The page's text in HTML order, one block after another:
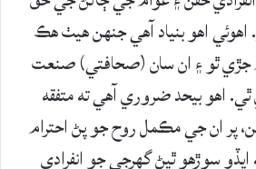
اهو بنياد آهي جنهن هيٺ هڪ
جڙي ٿو ۽ ان سان (صحافتي) صنعت
اهو بيحد ضروري آهي ته متفقه
پر ان جي مڪمل روح جو پڻ احترام
سوڙهو ٿيڻ گهرجي جو انفرادي